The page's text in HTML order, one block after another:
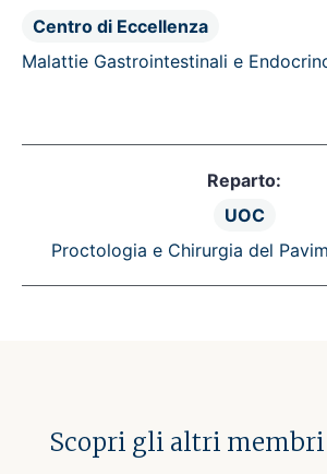
Centro di Eccellenza
Malattie Gastrointestinali e
Reparto:
UOC
Proctologia e Chirurgia del
Scopri gli altri membri